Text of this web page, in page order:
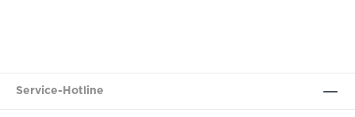
Service-Hotline